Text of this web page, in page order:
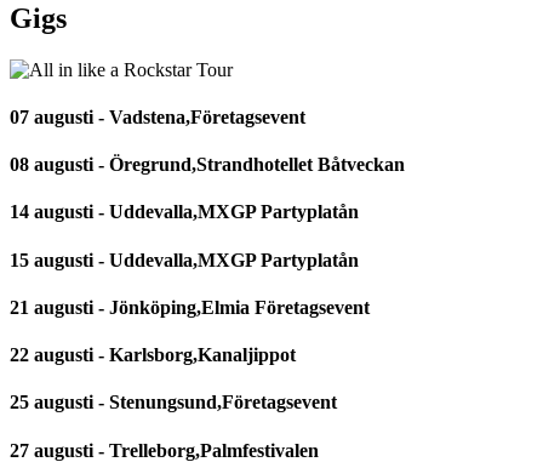
Gigs
07 augusti - Vadstena,Företagsevent
08 augusti - Öregrund,Strandhotellet Båtveckan
14 augusti - Uddevalla,MXGP Partyplatån
15 augusti - Uddevalla,MXGP Partyplatån
21 augusti - Jönköping,Elmia Företagsevent
22 augusti - Karlsborg,Kanaljippot
25 augusti - Stenungsund,Företagsevent
27 augusti - Trelleborg,Palmfestivalen